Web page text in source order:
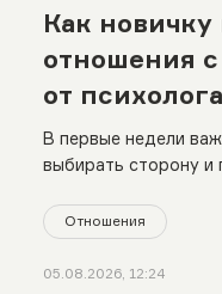
Как
отношения
от психолога
В первые недели
выбирать сторону и
Отношения
05.08.2026, 12:24